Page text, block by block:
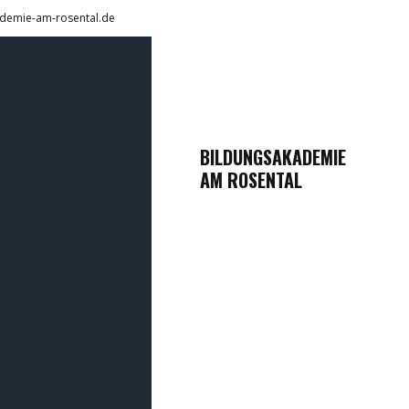
BILDUNGSAKADEMIE
AM ROSENTAL
am-rosental.de